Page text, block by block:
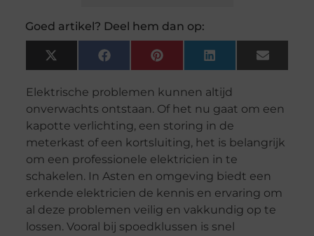
Goed artikel? Deel hem dan op:
X
(Twitter)
FacebookPinterestLinkedInEmail
Elektrische problemen kunnen altijd
onverwachts ontstaan. Of het nu gaat om een
kapotte verlichting, een storing in de
meterkast of een kortsluiting, het is belangrijk
om een professionele elektricien in te
schakelen. In Asten en omgeving biedt een
erkende elektricien de kennis en ervaring om
al deze problemen veilig en vakkundig op te
lossen. Vooral bij spoedklussen is snel